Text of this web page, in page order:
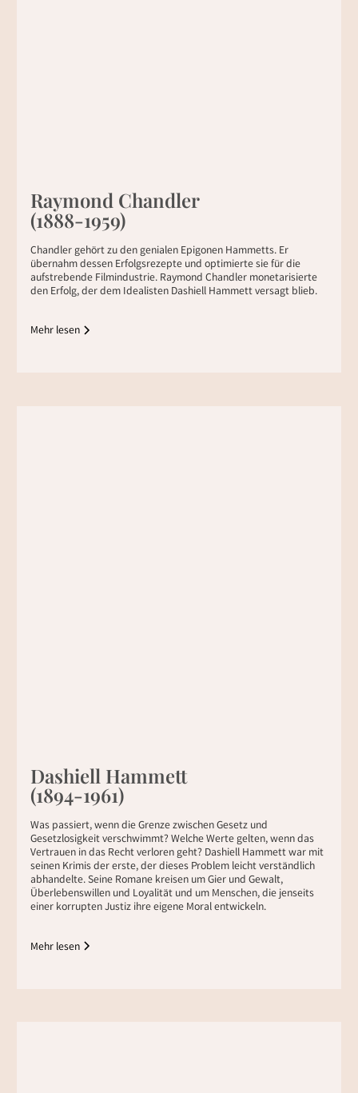
Raymond Chandler
(1888-1959)
Chandler gehört zu den genialen Epigonen Hammetts. Er
übernahm dessen Erfolgsrezepte und optimierte sie für die
aufstrebende Filmindustrie. Raymond Chandler monetarisierte
den Erfolg, der dem Idealisten Dashiell Hammett versagt blieb.
Mehr lesen
Dashiell Hammett
(1894-1961)
Was passiert, wenn die Grenze zwischen Gesetz und
Gesetzlosigkeit verschwimmt? Welche Werte gelten, wenn das
Vertrauen in das Recht verloren geht? Dashiell Hammett war mit
seinen Krimis der erste, der dieses Problem leicht verständlich
abhandelte. Seine Romane kreisen um Gier und Gewalt,
Überlebenswillen und Loyalität und um Menschen, die jenseits
einer korrupten Justiz ihre eigene Moral entwickeln.
Mehr lesen